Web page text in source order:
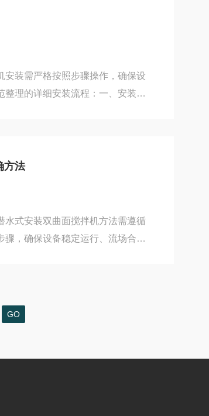
吸污泥，排泥能力强，适用于高
池内外液位差形成负压吸泥，节能
安装需严格按照步骤操作，确保设
理的详细安装流程：一、安装前
砂池上方，缓慢下放，使四个行
为准对设备进行水平调整，...
方法
水式安装双曲面搅拌机方法‌需遵循
骤，确保设备稳定运行、流场合理
牢固，承重能力≥设备重量的‌2.5
通电，接地可靠。工具准备‌准备手